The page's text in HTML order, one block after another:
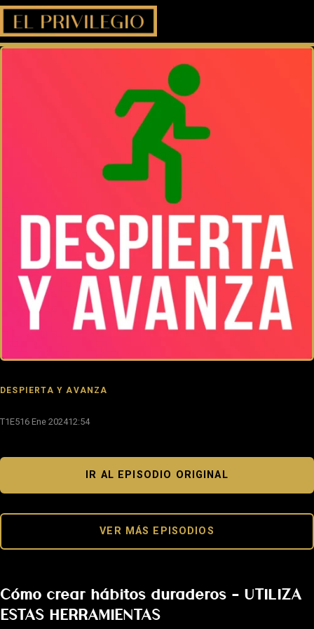
DESPIERTA Y AVANZA
T1E516 Ene 202412:54
IR AL EPISODIO ORIGINAL
VER MÁS EPISODIOS
Cómo crear hábitos duraderos – UTILIZA
ESTAS HERRAMIENTAS